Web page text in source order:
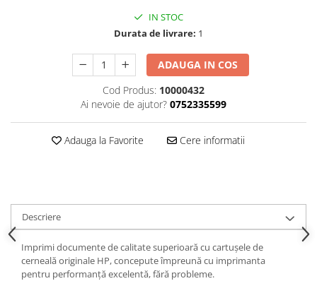
IN STOC
Durata de livrare: 1
ADAUGA IN COS
Cod Produs: 10000432
Ai nevoie de ajutor? 0752335599
Adauga la Favorite Cere informatii
Descriere
Imprimi documente de calitate superioară cu cartuşele de
cerneală originale HP, concepute împreună cu imprimanta
pentru performanţă excelentă, fără probleme.